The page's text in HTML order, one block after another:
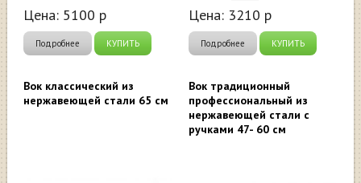
Цена: 5100 р
Подробнее КУПИТЬ
Цена: 3210 р
Подробнее КУПИТЬ
Вок классический из
нержавеющей стали 65 см
Вок традиционный
профессиональный из
нержавеющей стали с
ручками 47- 60 см